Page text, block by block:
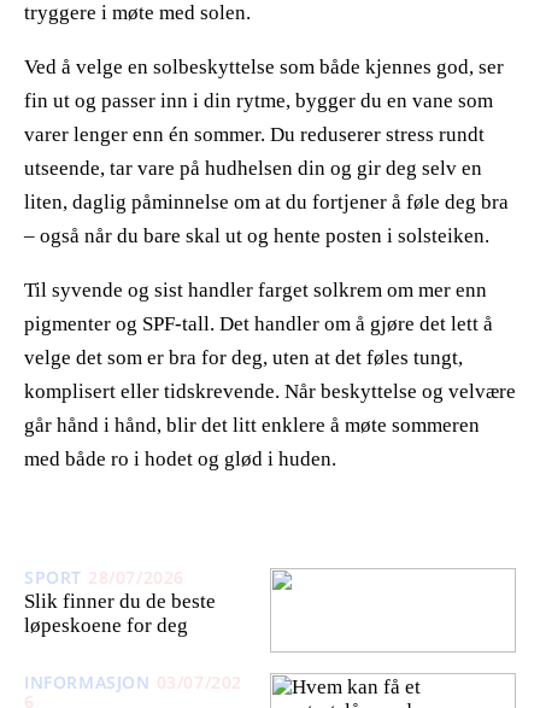
tryggere i møte med solen.
Ved å velge en solbeskyttelse som både kjennes god, ser
fin ut og passer inn i din rytme, bygger du en vane som
varer lenger enn én sommer. Du reduserer stress rundt
utseende, tar vare på hudhelsen din og gir deg selv en
liten, daglig påminnelse om at du fortjener å føle deg bra
– også når du bare skal ut og hente posten i solsteiken.
Til syvende og sist handler farget solkrem om mer enn
pigmenter og SPF-tall. Det handler om å gjøre det lett å
velge det som er bra for deg, uten at det føles tungt,
komplisert eller tidskrevende. Når beskyttelse og velvære
går hånd i hånd, blir det litt enklere å møte sommeren
med både ro i hodet og glød i huden.
SPORT 28/07/2026
Slik finner du de beste
løpeskoene for deg
INFORMASJON 03/07/202
6